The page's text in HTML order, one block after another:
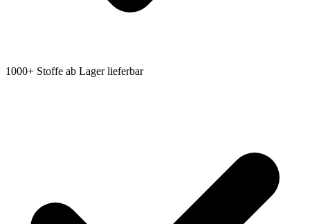
1000+ Stoffe ab Lager lieferbar